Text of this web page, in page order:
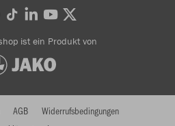
ist ein Produkt von
AGB
Widerrufsbedingungen